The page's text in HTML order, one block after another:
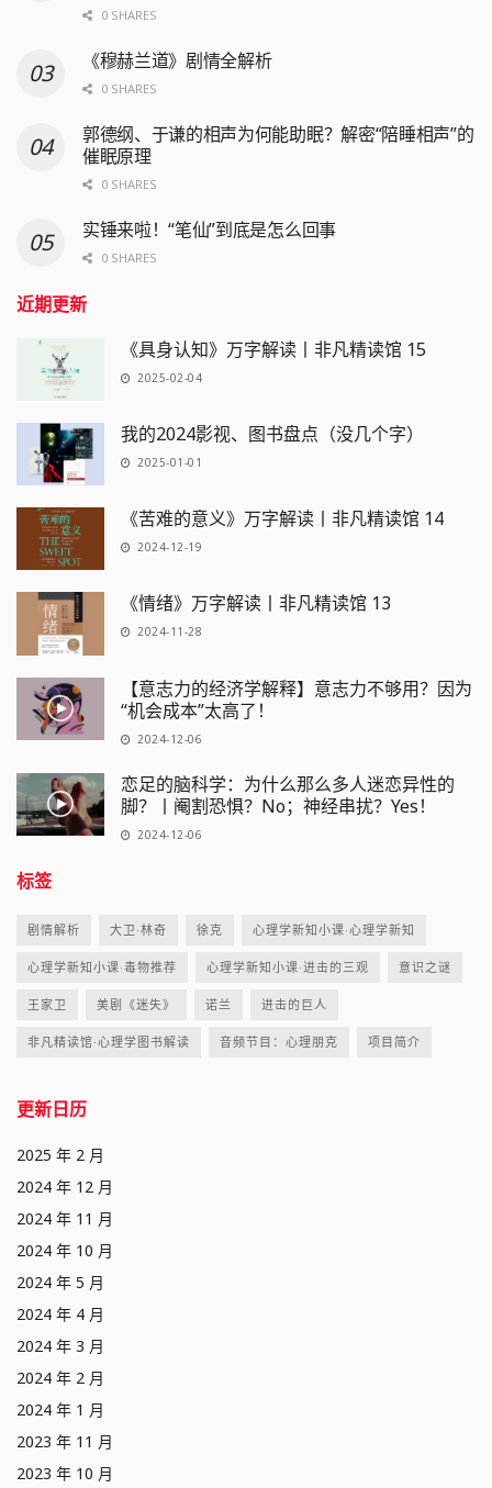
0 SHARES
《穆赫兰道》剧情全解析
0 SHARES
郭德纲、于谦的相声为何能助眠？解密“陪睡相声”的
催眠原理
0 SHARES
实锤来啦！“笔仙”到底是怎么回事
0 SHARES
近期更新
《具身认知》万字解读丨非凡精读馆 15
2025-02-04
我的2024影视、图书盘点（没几个字）
2025-01-01
《苦难的意义》万字解读丨非凡精读馆 14
2024-12-19
《情绪》万字解读丨非凡精读馆 13
2024-11-28
【意志力的经济学解释】意志力不够用？因为
“机会成本”太高了！
2024-12-06
恋足的脑科学：为什么那么多人迷恋异性的
脚？丨阉割恐惧？No；神经串扰？Yes！
2024-12-06
标签
剧情解析 大卫·林奇 徐克 心理学新知小课·心理学新知
心理学新知小课·毒物推荐 心理学新知小课·进击的三观 意识之谜
王家卫 美剧《迷失》 诺兰 进击的巨人
非凡精读馆·心理学图书解读 音频节目：心理朋克 项目简介
更新日历
2025 年 2 月
2024 年 12 月
2024 年 11 月
2024 年 10 月
2024 年 5 月
2024 年 4 月
2024 年 3 月
2024 年 2 月
2024 年 1 月
2023 年 11 月
2023 年 10 月